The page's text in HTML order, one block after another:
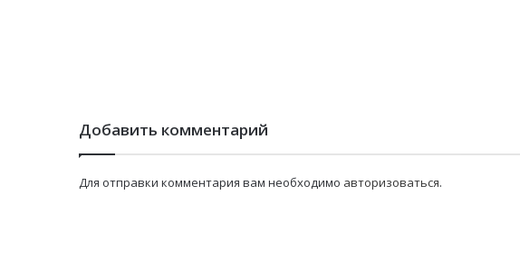
Добавить комментарий
Для отправки комментария вам необходимо авторизоваться.